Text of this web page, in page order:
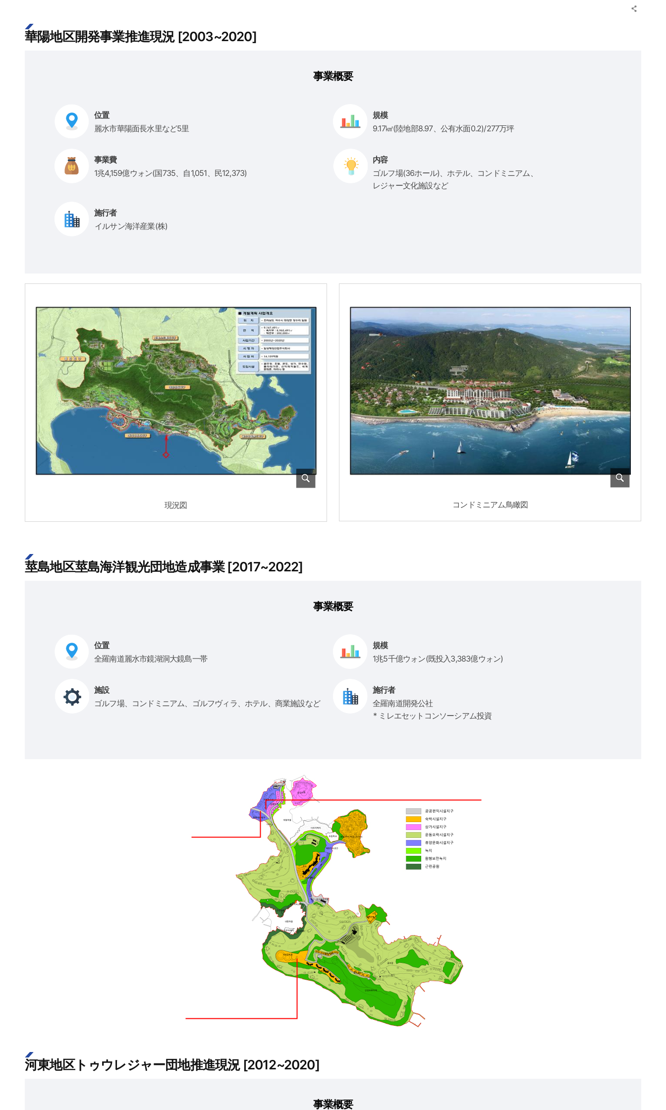
華陽地区開発事業推進現況 [2003~2020]
事業概要
位置
麗水市華陽面長水里など5里
規模
9.17㎢(陸地部8.97、公有水面0.2)/277万坪
事業費
1兆4,159億ウォン(国735、自1,051、民12,373)
内容
ゴルフ場(36ホール)、ホテル、コンドミニアム、
レジャー文化施設など
施行者
イルサン海洋産業(株)
現況図 コンドミニアム鳥瞰図
莖島地区莖島海洋観光団地造成事業 [2017~2022]
事業概要
位置
全羅南道麗水市鏡湖洞大鏡島一帯
規模
1兆5千億ウォン(既投入3,383億ウォン)
施設
ゴルフ場、コンドミニアム、ゴルフヴィラ、ホテル、商業施設など
施行者
全羅南道開発公社
* ミレエセットコンソーシアム投資
河東地区トゥウレジャー団地推進現況 [2012~2020]
事業概要